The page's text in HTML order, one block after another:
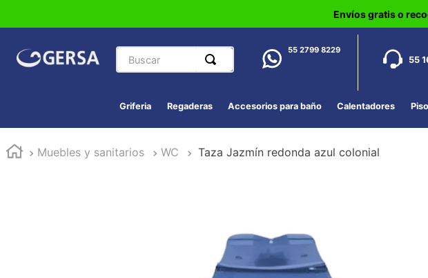
Envíos gratis o
Buscar 55 2799 8229
55
Griferia Regaderas Accesorios para baño Calentadores
Muebles y sanitarios WC Taza Jazmín redonda azul colonial